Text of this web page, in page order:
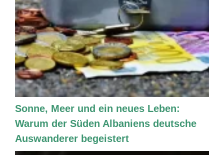
Sonne, Meer und ein neues Leben:
Warum der Süden Albaniens deutsche
Auswanderer begeistert